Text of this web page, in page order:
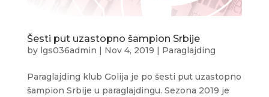
Šesti put uzastopno šampion Srbije
by lgs036admin Nov 4, 2019 Paraglajding
Paraglajding klub Golija je po šesti put uzastopno
šampion Srbije u paraglajdingu. Sezona 2019 je